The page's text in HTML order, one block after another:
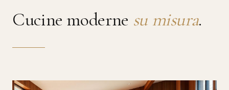
Cucine moderne su misura.